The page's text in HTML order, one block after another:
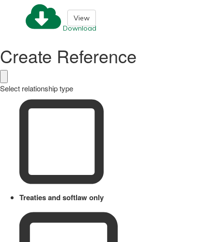
Download
View
Create Reference
Select relationship type
Treaties and softlaw only